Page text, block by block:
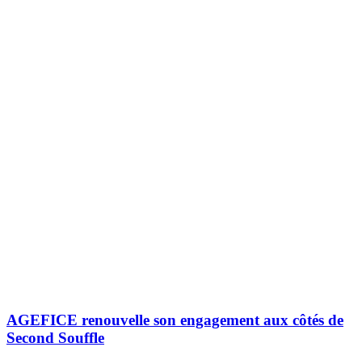
AGEFICE renouvelle son engagement aux côtés de
Second Souffle